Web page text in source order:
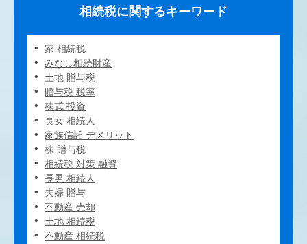
相続税に関するキーワード
家 相続税
みなし相続財産
土地 贈与税
贈与税 税率
株式 投資
長女 相続人
家族信託 デメリット
株 贈与税
相続税 対策 融資
長男 相続人
夫婦 贈与
不動産 売却
土地 相続税
不動産 相続税